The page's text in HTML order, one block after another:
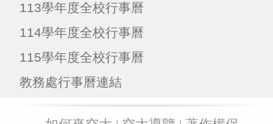
113學年度全校行事曆
114學年度全校行事曆
115學年度全校行事曆
教務處行事曆連結